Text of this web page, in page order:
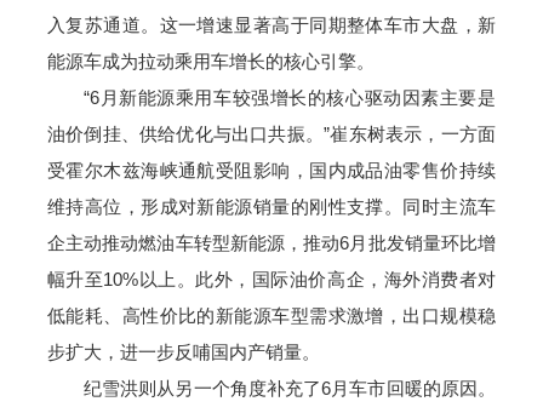
入复苏通道。这一增速显著高于同期整体车市大盘，新
能源车成为拉动乘用车增长的核心引擎。
“6月新能源乘用车较强增长的核心驱动因素主要是
油价倒挂、供给优化与出口共振。”崔东树表示，一方面
受霍尔木兹海峡通航受阻影响，国内成品油零售价持续
维持高位，形成对新能源销量的刚性支撑。同时主流车
企主动推动燃油车转型新能源，推动6月批发销量环比增
幅升至10%以上。此外，国际油价高企，海外消费者对
低能耗、高性价比的新能源车型需求激增，出口规模稳
步扩大，进一步反哺国内产销量。
纪雪洪则从另一个角度补充了6月车市回暖的原因。